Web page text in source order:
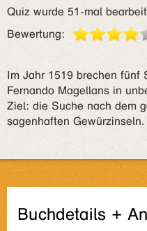
Quiz wurde 51-mal
Bewertung:
Im Jahr 1519 brechen fünf
Fernando Magellans in
Ziel: die Suche nach dem
sagenhaften Gewürzinseln.
Buchdetails +